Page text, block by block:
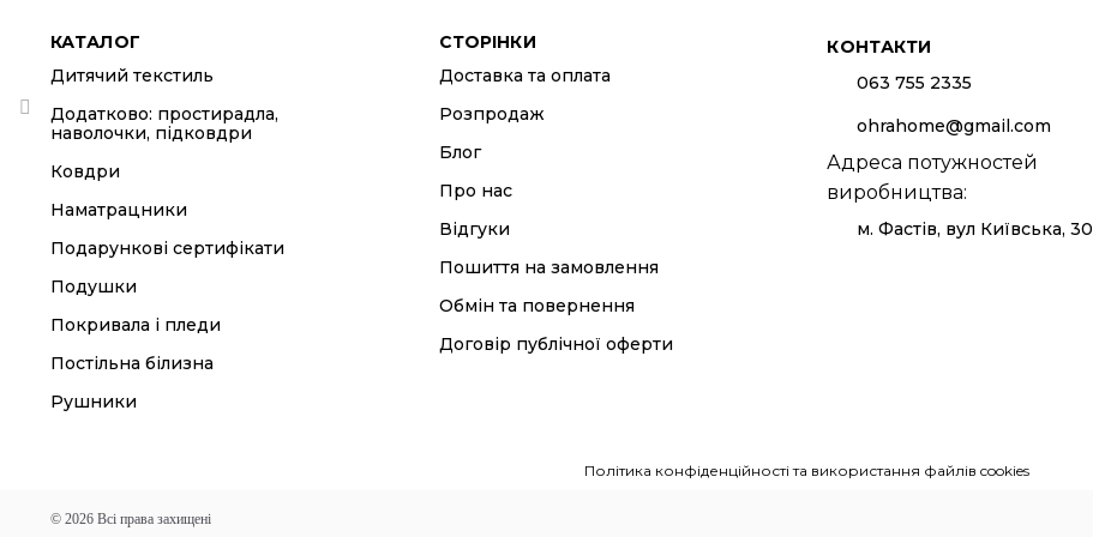
КАТАЛОГ
Дитячий текстиль
Додатково: простирадла,
наволочки, підковдри
Ковдри
Наматрацники
Подарункові сертифікати
Подушки
Покривала і пледи
Постільна білизна
Рушники
СТОРІНКИ
Доставка та оплата
Розпродаж
Блог
Про нас
Відгуки
Пошиття на замовлення
Обмін та повернення
Договір публічної оферти
КОНТАКТИ
063 755 2335
ohrahome@gmail.com
Адреса потужностей
виробництва:
м. Фастів, вул Київська, 30
Політика конфіденційності та використання файлів cookies
© 2026 Всі права захищені